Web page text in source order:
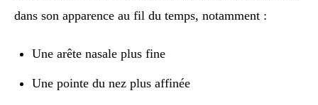
dans son apparence au fil du temps, notamment :
Une arête nasale plus fine
Une pointe du nez plus affinée